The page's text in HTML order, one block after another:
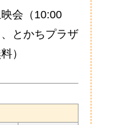
会（10:00
とかちプラザ
）